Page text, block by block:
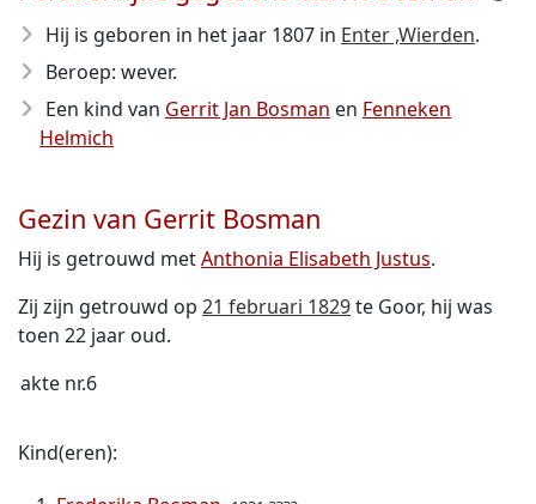
Hij is geboren in het jaar 1807 in Enter ,Wierden.
Beroep: wever.
Een kind van Gerrit Jan Bosman en Fenneken
Helmich
Gezin van Gerrit Bosman
Hij is getrouwd metAnthonia Elisabeth Justus.
Zij zijn getrouwd op 21 februari 1829te Goor, hij was
toen 22 jaar oud.
akte nr.6
Kind(eren):